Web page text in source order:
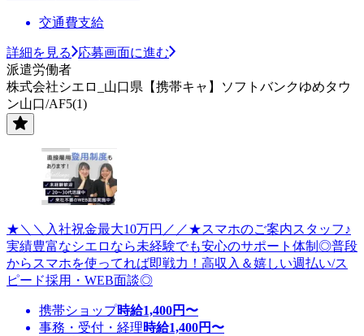
交通費支給
詳細を見る
応募画面に進む
派遣労働者
株式会社シエロ_山口県【携帯キャ】ソフトバンクゆめタウ
ン山口/AF5(1)
★＼＼入社祝金最大10万円／／★スマホのご案内スタッフ♪
実績豊富なシエロなら未経験でも安心のサポート体制◎普段
からスマホを使ってれば即戦力！高収入＆嬉しい週払い/ス
ピード採用・WEB面談◎
携帯ショップ時給1,400円〜
事務・受付・経理時給1,400円〜